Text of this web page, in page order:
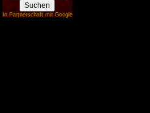
In Partnerschaft mit Google